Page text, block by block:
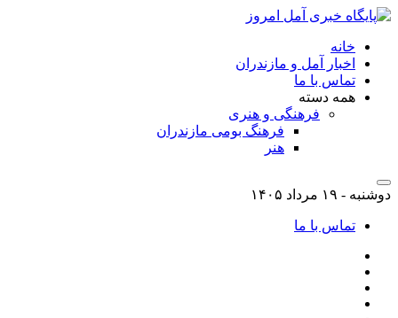
خانه
اخبار آمل و مازندران
تماس با ما
همه دسته
فرهنگی و هنری
فرهنگ بومی مازندران
هنر
دوشنبه - ۱۹ مرداد ۱۴۰۵
تماس با ما